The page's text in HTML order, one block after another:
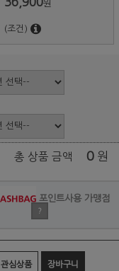
원
(조건)
총 상품 금액 0 원
포인트사용 가맹점
?
관심상품 장바구니